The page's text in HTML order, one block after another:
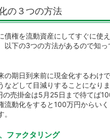
の３つの方法
債権を流動資産にしてすぐに使
以下の3つの方法があるので知っ
の期日到来前に現金化するわけ
などして目減りすることになり
の売掛金は5月25日まで待てば
流動化をすると100万円からい
ファクタリング